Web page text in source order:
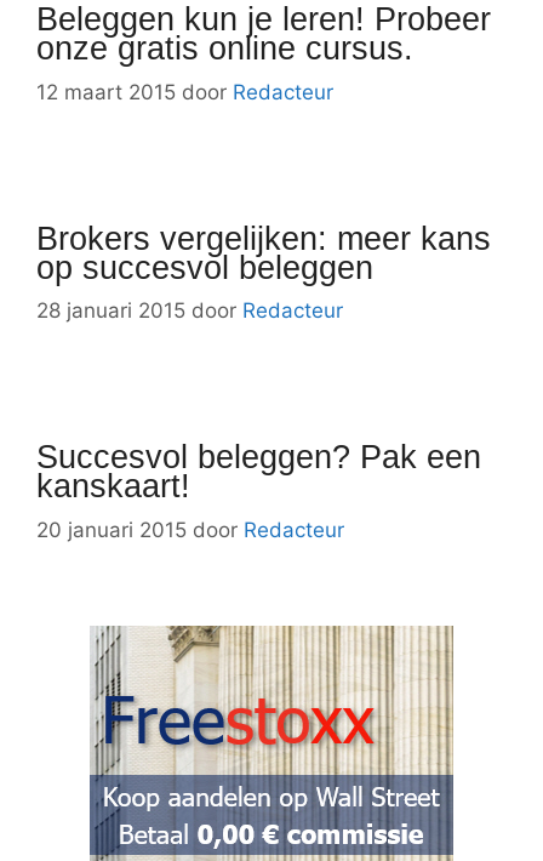
Beleggen kun je leren! Probeer
onze gratis online cursus.
12 maart 2015 door Redacteur
Brokers vergelijken: meer kans
op succesvol beleggen
28 januari 2015 door Redacteur
Succesvol beleggen? Pak een
kanskaart!
20 januari 2015 door Redacteur